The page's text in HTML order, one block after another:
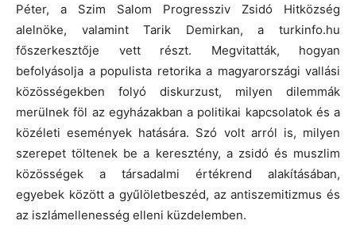
Péter, a Szim Salom Progressziv Zsidó Hitközség
alelnöke, valamint Tarik Demirkan, a turkinfo.hu
főszerkesztője vett részt. Megvitatták, hogyan
befolyásolja a populista retorika a magyarországi vallási
közösségekben folyó diskurzust, milyen dilemmák
merülnek föl az egyházakban a politikai kapcsolatok és a
közéleti események hatására. Szó volt arról is, milyen
szerepet töltenek be a keresztény, a zsidó és muszlim
közösségek a társadalmi értékrend alakításában,
egyebek között a gyűlöletbeszéd, az antiszemitizmus és
az iszlámellenesség elleni küzdelemben.